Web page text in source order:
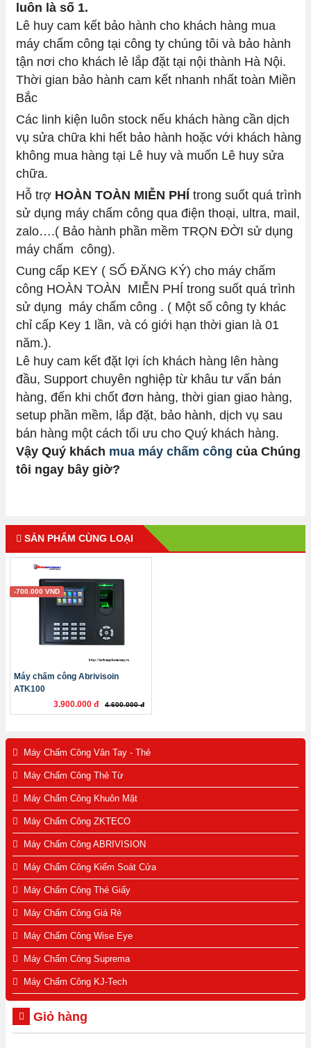
luôn là số 1.
Lê huy cam kết bảo hành cho khách hàng mua
máy chấm công tại công ty chúng tôi và bảo hành
tận nơi cho khách lẻ lắp đặt tại nội thành Hà Nội.
Thời gian bảo hành cam kết nhanh nhất toàn Miền
Bắc
Các linh kiện luôn stock nếu khách hàng cần dịch
vụ sửa chữa khi hết bảo hành hoặc với khách hàng
không mua hàng tại Lê huy và muốn Lê huy sửa
chữa.
Hỗ trợ HOÀN TOÀN MIỄN PHÍ trong suốt quá trình
sử dụng máy chấm công qua điện thoại, ultra, mail,
zalo….( Bảo hành phần mềm TRỌN ĐỜI sử dụng
máy chấm công).
Cung cấp KEY ( SỐ ĐĂNG KÝ) cho máy chấm
công HOÀN TOÀN MIỄN PHÍ trong suốt quá trình
sử dụng máy chấm công . ( Một số công ty khác
chỉ cấp Key 1 lần, và có giới hạn thời gian là 01
năm.).
Lê huy cam kết đặt lợi ích khách hàng lên hàng
đầu, Support chuyên nghiệp từ khâu tư vấn bán
hàng, đến khi chốt đơn hàng, thời gian giao hàng,
setup phần mềm, lắp đặt, bảo hành, dịch vụ sau
bán hàng một cách tối ưu cho Quý khách hàng.
Vậy Quý khách mua máy chấm công của Chúng
tôi ngay bây giờ?
SẢN PHẨM CÙNG LOẠI
-700.000 VND
Máy chấm công Abrivisoin
ATK100
3.900.000 đ
4.600.000 đ
Máy Chấm Công Vân Tay - Thẻ
Máy Chấm Công Thẻ Từ
Máy Chấm Công Khuôn Mặt
Máy Chấm Công ZKTECO
Máy Chấm Công ABRIVISION
Máy Chấm Công Kiểm Soát Cửa
Máy Chấm Công Thẻ Giấy
Máy Chấm Công Giá Rẻ
Máy Chấm Công Wise Eye
Máy Chấm Công Suprema
Máy Chấm Công KJ-Tech
Giỏ hàng